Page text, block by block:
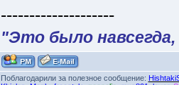
--------------------
"Это было навсегда,
Поблагодарили за полезное сообщение: